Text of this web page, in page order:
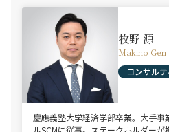
牧野 源
Makino Gen
コンサル
慶應義塾大学経済学部卒業。大手
ルSCMに従事。ステークホルダー